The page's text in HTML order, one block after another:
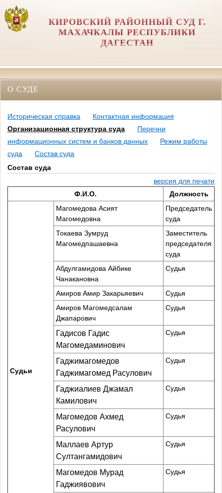
КИРОВСКИЙ РАЙОННЫЙ СУД Г.
МАХАЧКАЛЫ РЕСПУБЛИКИ
ДАГЕСТАН
О СУДЕ
Историческая справка
Контактная информация
Организационная структура суда
Перечни
информационных систем и банков данных
Режим работы
суда
Состав суда
Состав суда
версия для печати
Ф.И.О.
Должность
Судьи
Магомедова Асият
Магомедовна
Председатель
суда
Токаева Зумруд
Магомедпашаевна
Заместитель
председателя
суда
Абдулгамидова Айбике
Чанакановна
Судья
Амиров Амир Закарьяевич
Судья
Амиров Магомедсалам
Джапарович
Судья
Гадисов Гадис
Магомедаминович
Судья
Гаджимагомедов
Гаджимагомед Расулович
Судья
Гаджиалиев Джамал
Камилович
Судья
Магомедов Ахмед
Расулович
Судья
Маллаев Артур
Султангамидович
Судья
Магомедов Мурад
Гаджиявович
Судья